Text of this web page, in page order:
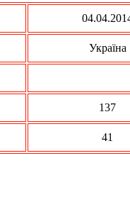
Україна
137
41